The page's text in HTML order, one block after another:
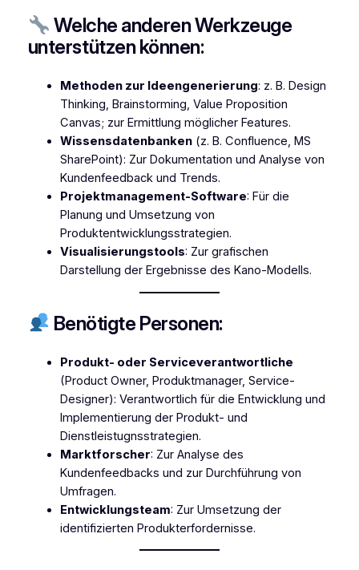
Welche anderen Werkzeuge
unterstützen können:
Methoden zur Ideengenerierung: z. B. Design
Thinking, Brainstorming, Value Proposition
Canvas; zur Ermittlung möglicher Features.
Wissensdatenbanken(z. B. Confluence, MS
SharePoint): Zur Dokumentation und Analyse von
Kundenfeedback und Trends.
Projektmanagement-Software: Für die
Planung und Umsetzung von
Produktentwicklungsstrategien.
Visualisierungstools: Zur grafischen
Darstellung der Ergebnisse des Kano-Modells.
Benötigte Personen:
Produkt- oder Serviceverantwortliche
(Product Owner, Produktmanager, Service-
Designer): Verantwortlich für die Entwicklung und
Implementierung der Produkt- und
Dienstleistugnsstrategien.
Marktforscher: Zur Analyse des
Kundenfeedbacks und zur Durchführung von
Umfragen.
Entwicklungsteam: Zur Umsetzung der
identifizierten Produkterfordernisse.